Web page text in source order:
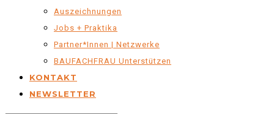
Auszeichnungen
Jobs + Praktika
Partner*innen | Netzwerke
BAUFACHFRAU Unterstützen
KONTAKT
NEWSLETTER